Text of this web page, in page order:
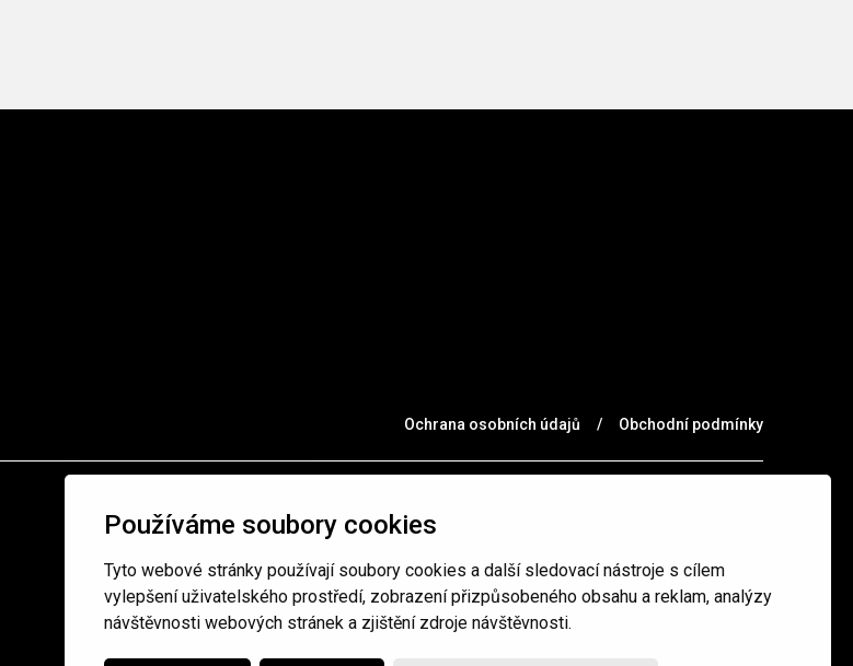
Používáme soubory cookies
Tyto webové stránky používají soubory cookies a další sledovací nástroje s cílem
vylepšení uživatelského prostředí, zobrazení přizpůsobeného obsahu a reklam, analýzy
návštěvnosti webových stránek a zjištění zdroje návštěvnosti.
Ochrana osobních údajů / Obchodní podmínky